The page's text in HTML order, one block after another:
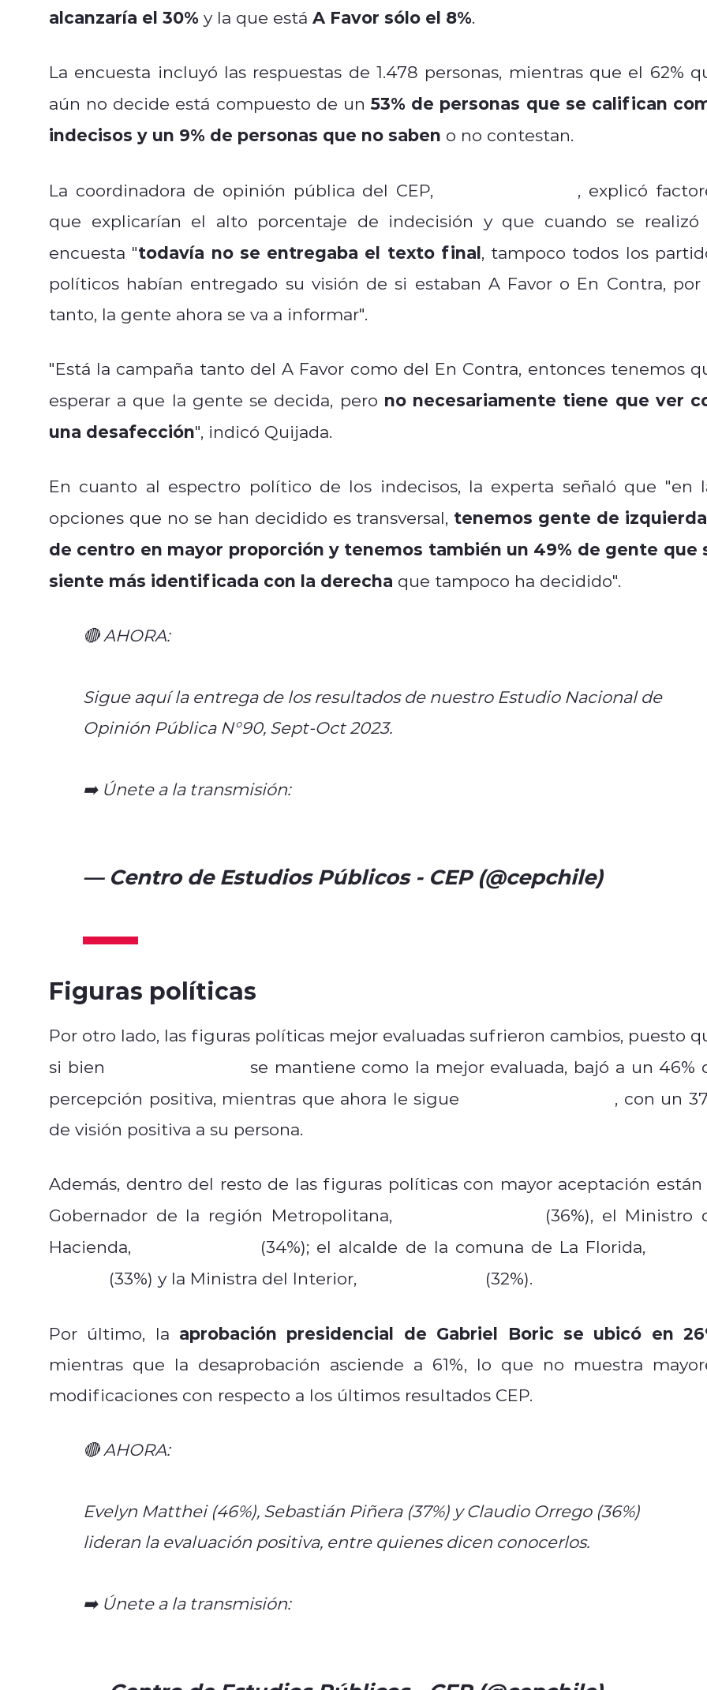
alcanzaría el 30% y la que está A Favor sólo el 8%.
La encuesta incluyó las respuestas de 1.478 personas, mientras que el 62%
aún no decide está compuesto de un 53% de personas que se califican
indecisos y un 9% de personas que no saben o no contestan.
La coordinadora de opinión pública del CEP,
, explicó
que explicarían el alto porcentaje de indecisión y que cuando se realizó
encuesta "todavía no se entregaba el texto final, tampoco todos los
políticos habían entregado su visión de si estaban A Favor o En Contra, por
tanto, la gente ahora se va a informar".
"Está la campaña tanto del A Favor como del En Contra, entonces tenemos
esperar a que la gente se decida, pero no necesariamente tiene que ver
una desafección", indicó Quijada.
En cuanto al espectro político de los indecisos, la experta señaló que "en
opciones que no se han decidido es transversal, tenemos gente de
de centro en mayor proporción y tenemos también un 49% de gente que
siente más identificada con la derecha que tampoco ha decidido".
🔴 AHORA:
Sigue aquí la entrega de los resultados de nuestro Estudio Nacional de
Opinión Pública N°90, Sept-Oct 2023.
➡️ Únete a la transmisión:
— Centro de Estudios Públicos - CEP (@cepchile)
Figuras políticas
Por otro lado, las figuras políticas mejor evaluadas sufrieron cambios, puesto
si bien
se mantiene como la mejor evaluada, bajó a un 46%
percepción positiva, mientras que ahora le sigue
, con un
de visión positiva a su persona.
Además, dentro del resto de las figuras políticas con mayor aceptación están
Gobernador de la región Metropolitana,
(36%), el Ministro
Hacienda,
(34%); el alcalde de la comuna de La Florida,
(33%) y la Ministra del Interior, (32%).
Por último, la aprobación presidencial de Gabriel Boric se ubicó en
mientras que la desaprobación asciende a 61%, lo que no muestra
modificaciones con respecto a los últimos resultados CEP.
🔴 AHORA:
Evelyn Matthei (46%), Sebastián Piñera (37%) y Claudio Orrego (36%)
lideran la evaluación positiva, entre quienes dicen conocerlos.
➡️ Únete a la transmisión: